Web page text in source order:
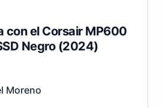
con el Corsair MP600
Negro (2024)
Moreno